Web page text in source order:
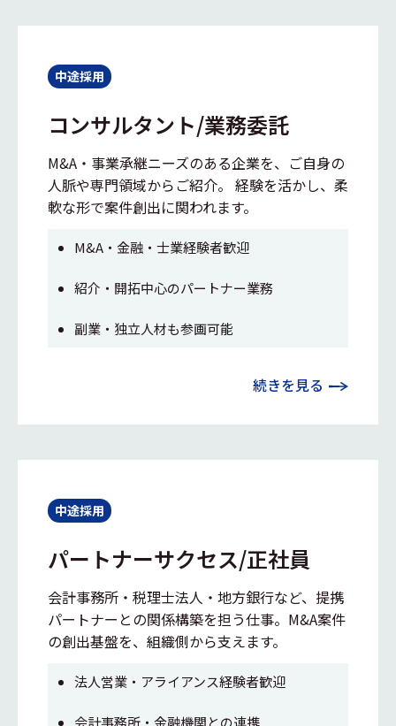
中途採用
コンサルタント/業務委託
M&A・事業承継ニーズのある企業を、ご自身の
人脈や専門領域からご紹介。 経験を活かし、柔
軟な形で案件創出に関われます。
M&A・金融・士業経験者歓迎
紹介・開拓中心のパートナー業務
副業・独立人材も参画可能
続きを見る
中途採用
パートナーサクセス/正社員
会計事務所・税理士法人・地方銀行など、提携
パートナーとの関係構築を担う仕事。M&A案件
の創出基盤を、組織側から支えます。
法人営業・アライアンス経験者歓迎
会計事務所・金融機関との連携